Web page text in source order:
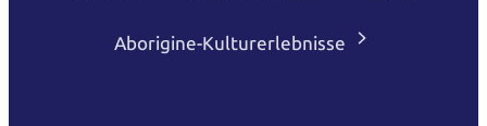
Aborigine-Kulturerlebnisse